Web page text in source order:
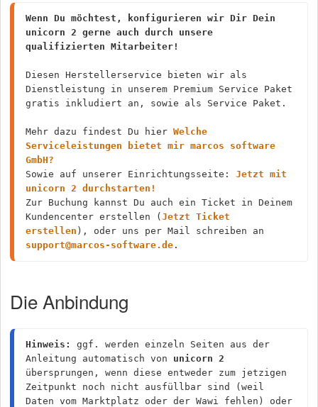
Wenn Du möchtest, konfigurieren wir Dir Dein
unicorn 2 gerne auch durch unsere
qualifizierten Mitarbeiter!
Diesen Herstellerservice bieten wir als
Dienstleistung in unserem Premium Service Paket
gratis inkludiert an, sowie als Service Paket.
Mehr dazu findest Du hier Welche
Serviceleistungen bietet mir marcos software
GmbH?
Sowie auf unserer Einrichtungsseite: Jetzt mit
unicorn 2 durchstarten!
Zur Buchung kannst Du auch ein Ticket in Deinem
Kundencenter erstellen ( Jetzt Ticket
erstellen
support@marcos-software.de .
Die Anbindung
Hinweis:
ggf. werden einzeln Seiten aus der
Anleitung automatisch von unicorn 2
übersprungen, wenn diese entweder zum jetzigen
Zeitpunkt noch nicht ausfüllbar sind (weil
Daten vom Marktplatz oder der Wawi fehlen) oder